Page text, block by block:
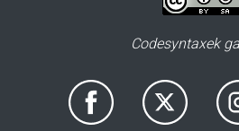
Codesyntaxek